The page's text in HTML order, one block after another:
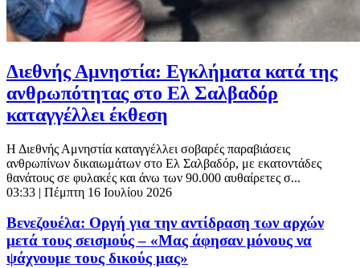
Διεθνής Αμνηστία: Εγκλήματα κατά της
ανθρωπότητας στο Ελ Σαλβαδόρ
καταγγέλλει έκθεση
Η Διεθνής Αμνηστία καταγγέλλει σοβαρές παραβιάσεις
ανθρωπίνων δικαιωμάτων στο Ελ Σαλβαδόρ, με εκατοντάδες
θανάτους σε φυλακές και άνω των 90.000 αυθαίρετες σ...
03:33 | Πέμπτη 16 Ιουλίου 2026
Βενεζουέλα: Οργή για την αντίδραση των αρχών
μετά τους σεισμούς – «Μας άφησαν μόνους να
ψάχνουμε τους δικούς μας»